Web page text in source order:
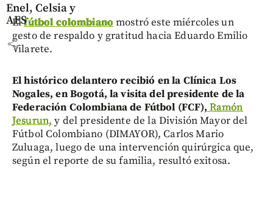
Enel, Celsia y
AES
share
Elfútbol colombianomostró este miércoles un
gesto de respaldo y gratitud hacia Eduardo Emilio
Vilarete.
El histórico delantero recibió en la Clínica Los
Nogales, en Bogotá, la visita del presidente de la
Federación Colombiana de Fútbol (FCF), Ramón
Jesurun, y del presidente de la División Mayor del
Fútbol Colombiano (DIMAYOR), Carlos Mario
Zuluaga, luego de una intervención quirúrgica que,
según el reporte de su familia, resultó exitosa.